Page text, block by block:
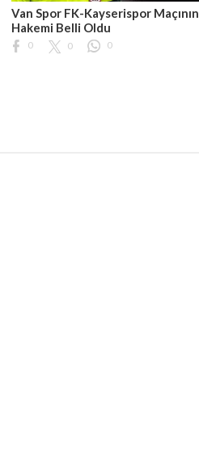
Van Spor FK-Kayserispor Maçının
Hakemi Belli Oldu
0 0 0